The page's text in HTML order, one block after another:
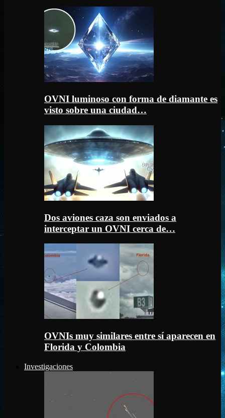
OVNI luminoso con forma de diamante es
visto sobre una ciudad…
Dos aviones caza son enviados a
interceptar un OVNI cerca de…
OVNIs muy similares entre sí aparecen en
Florida y Colombia
Investigaciones